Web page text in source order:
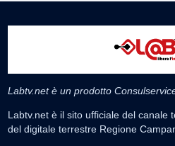
Labtv.net è un prodotto
Labtv.net è il sito ufficiale del canale
del digitale terrestre Regione